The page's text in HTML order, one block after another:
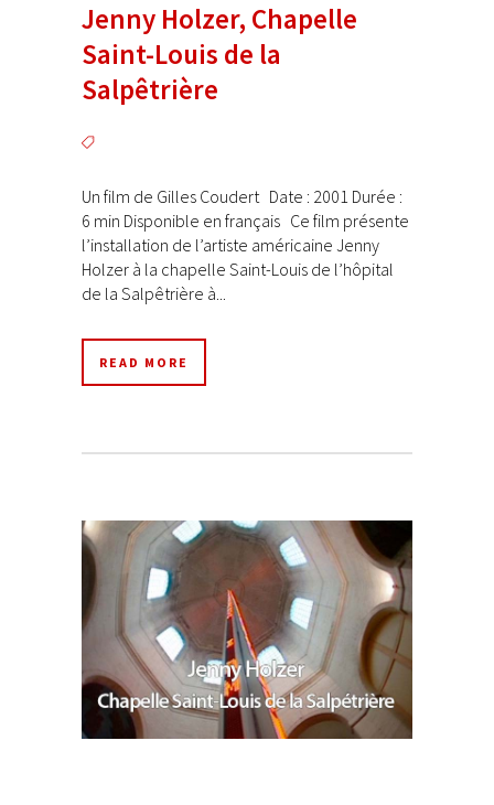
Jenny Holzer, Chapelle
Saint-Louis de la
Salpêtrière
Un film de Gilles Coudert Date : 2001 Durée :
6 min Disponible en français Ce film présente
l’installation de l’artiste américaine Jenny
Holzer à la chapelle Saint-Louis de l’hôpital
de la Salpêtrière à...
READ MORE